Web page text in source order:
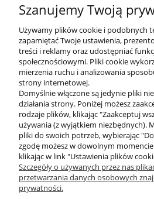
O nas
Obsługa
Szanujemy Twoją
Używamy plików cookie i podobnych
zapamiętać Twoje ustawienia,
treści i reklamy oraz udostępniać
społecznościowymi. Pliki cookie
mierzenia ruchu i analizowania
strony internetowej.
Domyślnie włączone są jedynie pliki
działania strony. Poniżej możesz
rodzaje plików, klikając "Zaakceptuj
używania (z wyjątkiem niezbędnych).
pliki do swoich potrzeb, wybierając
zgodę możesz w dowolnym
klikając w link "Ustawienia plików
Szczegóły o używanych przez nas
przetwarzania danych osobowych
prywatności.